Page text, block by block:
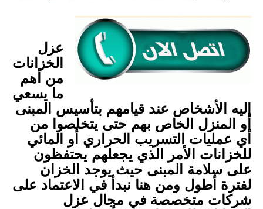
عزل
الخزانات
من أهم
ما يسعي
إليه الأشخاص عند قيامهم بتأسيس المبنى
أو المنزل الخاص بهم حتى يتخلصوا من
أي عمليات التسريب الحراري أو المائي
للخزانات الأمر الذي يجعلهم يحتفظون
على سلامة المبنى حيث يوجد الخزان
لفترة أطول ومن هنا نبدأ في الاعتماد على
شركات متخصصة في مجال عزل